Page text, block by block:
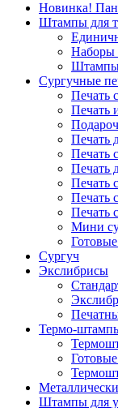
Новинка!
Штампы для
Наборы
Сургучные
Печать
Печать
Печать
Печать
Печать
Печать
Печать
Печать
Мини
Сургуч
Экслибрисы
Термо-
Штампы для